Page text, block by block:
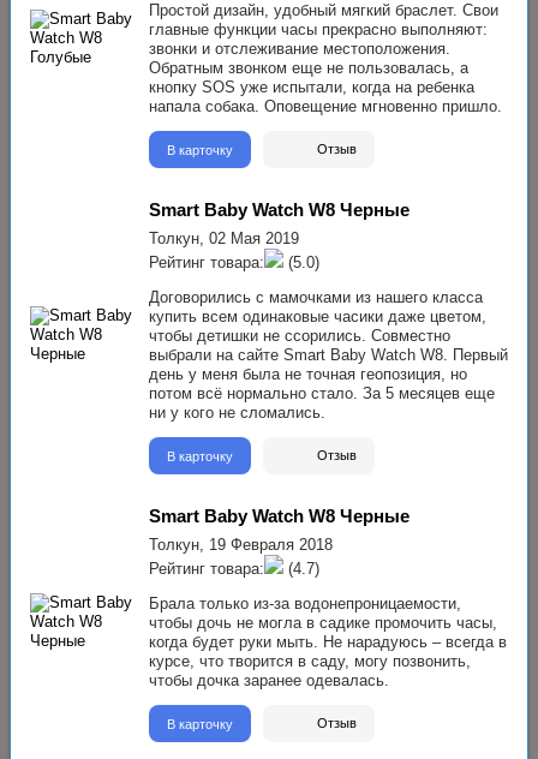
Простой дизайн, удобный мягкий браслет. Свои
главные функции часы прекрасно выполняют:
звонки и отслеживание местоположения.
Обратным звонком еще не пользовалась, а
кнопку SOS уже испытали, когда на ребенка
напала собака. Оповещение мгновенно пришло.
В карточку Отзыв
Smart Baby Watch W8 Черные
Толкун, 02 Мая 2019
Рейтинг товара:
(5.0)
Договорились с мамочками из нашего класса
купить всем одинаковые часики даже цветом,
чтобы детишки не ссорились. Совместно
выбрали на сайте Smart Baby Watch W8. Первый
день у меня была не точная геопозиция, но
потом всё нормально стало. За 5 месяцев еще
ни у кого не сломались.
В карточку Отзыв
Smart Baby Watch W8 Черные
Толкун, 19 Февраля 2018
Рейтинг товара:
(4.7)
Брала только из-за водонепроницаемости,
чтобы дочь не могла в садике промочить часы,
когда будет руки мыть. Не нарадуюсь – всегда в
курсе, что творится в саду, могу позвонить,
чтобы дочка заранее одевалась.
В карточку Отзыв